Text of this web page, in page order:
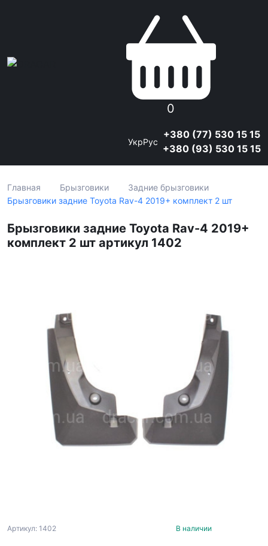
0
УкрРус
+380 (77) 530 15 15
+380 (93) 530 15 15
Главная Брызговики
Задние брызговики
Брызговики задние Toyota Rav-4 2019+ комплект 2 шт
Брызговики задние Toyota Rav-4 2019+
комплект 2 шт артикул 1402
Артикул: 1402 В наличии